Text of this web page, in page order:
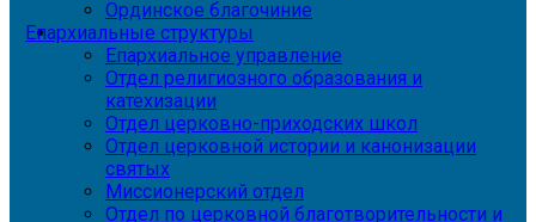
Ординское благочиние
Епархиальные структуры
Епархиальное управление
Отдел религиозного образования и
катехизации
Отдел церковно-приходских школ
Отдел церковной истории и канонизации
святых
Миссионерский отдел
Отдел по церковной благотворительности и